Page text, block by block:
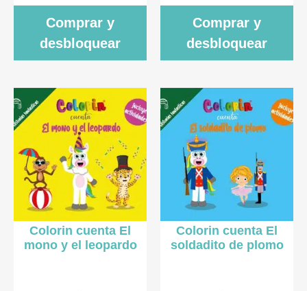
Comprar y
desbloquear
Comprar y
desbloquear
Colorin cuenta El
mono y el leopardo
Colorin cuenta El
soldadito de plomo